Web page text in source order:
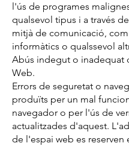
l'ús de programes
qualsevol tipus i a través
mitjà de comunicació, com
informàtics o qualssevol
Abús indegut o inadequat
Web.
Errors de seguretat o
produïts per un mal
navegador o per l'ús de
actualitzades d'aquest.
de l'espai web es reserven